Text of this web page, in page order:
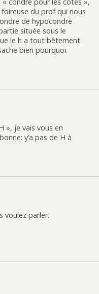
foireuse du prof qui nous
de hypocondre
située sous le
le h a tout bêtement
bien pourquoi.
», je vais vous en
y’a pas de H à
voulez parler.